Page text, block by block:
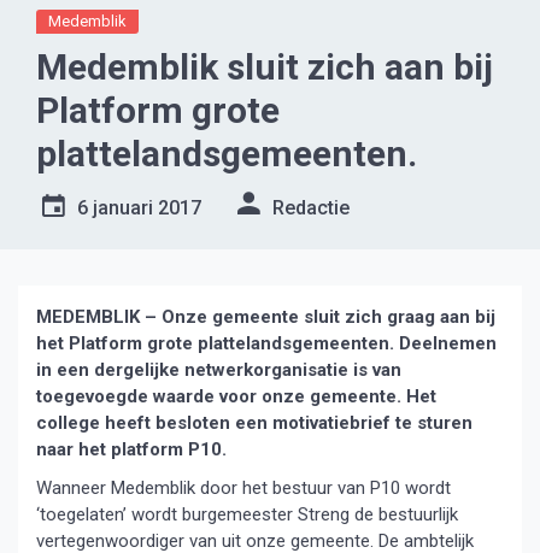
Medemblik
Medemblik sluit zich aan bij
Platform grote
plattelandsgemeenten.
6 januari 2017 Redactie
MEDEMBLIK – Onze gemeente sluit zich graag aan bij
het Platform grote plattelandsgemeenten. Deelnemen
in een dergelijke netwerkorganisatie is van
toegevoegde waarde voor onze gemeente. Het
college heeft besloten een motivatiebrief te sturen
naar het platform P10.
Wanneer Medemblik door het bestuur van P10 wordt
‘toegelaten’ wordt burgemeester Streng de bestuurlijk
vertegenwoordiger van uit onze gemeente. De ambtelijk